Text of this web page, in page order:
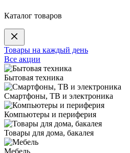
Каталог товаров
Товары на каждый день
Все акции
Бытовая техника
Смартфоны, ТВ и электроника
Компьютеры и периферия
Товары для дома, бакалея
Мебель